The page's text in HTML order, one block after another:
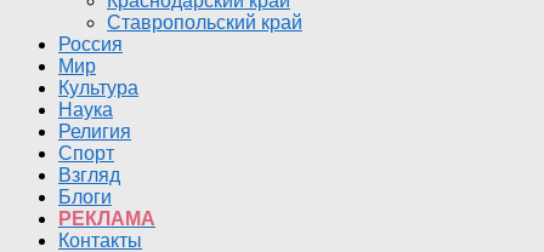
Ставропольский край
Россия
Мир
Культура
Наука
Религия
Спорт
Взгляд
Блоги
РЕКЛАМА
Контакты